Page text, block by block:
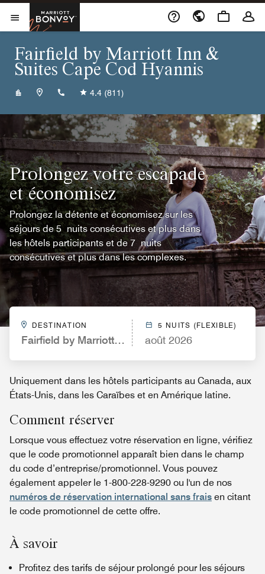
Skip to Content
Ouvrir le menu
Marriott Bonvoy
Fairfield by Marriott Inn &
Suites Cape Cod Hyannis
+15087716100
4.4 (811)
Prolongez votre escapade
et économisez
Prolongez la détente et économisez sur les
séjours de 5 nuits consécutives et plus dans
les hôtels participants et de 7 nuits
consécutives et plus dans les complexes.
DESTINATION
Fairfield by Marriott Inn & Suites Cape Cod
5 NUITS (FLEXIBLE)
août 2026
Uniquement dans les hôtels participants au Canada, aux
États-Unis, dans les Caraïbes et en Amérique latine.
Comment réserver
Lorsque vous effectuez votre réservation en ligne, vérifiez
que le code promotionnel apparaît bien dans le champ
du code d’entreprise/promotionnel. Vous pouvez
également appeler le 1-800-228-9290 ou l'un de nos
numéros de réservation international sans frais en citant
le code promotionnel de cette offre.
À savoir
Profitez des tarifs de séjour prolongé pour les séjours